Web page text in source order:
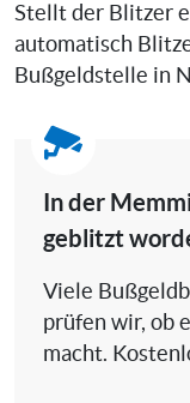
Stellt der Blitzer
automatisch
Bußgeldstelle in
In der
geblitzt
Viele
prüfen wir, ob
macht.